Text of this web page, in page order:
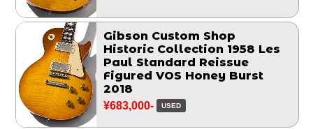
Gibson Custom Shop
Historic Collection 1958 Les
Paul Standard Reissue
Figured VOS Honey Burst
2018
¥683,000- USED